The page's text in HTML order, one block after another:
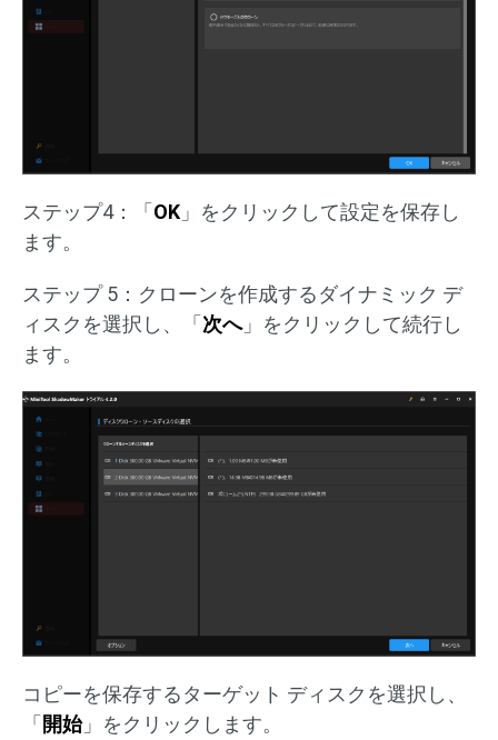
ステップ4：「 OK 」をクリックして設定を保存し
ます。
ステップ 5：クローンを作成するダイナミック デ
ィスクを選択し、「 次へ」をクリックして続行し
ます。
コピーを保存するターゲット ディスクを選択し、
「 開始」をクリックします。